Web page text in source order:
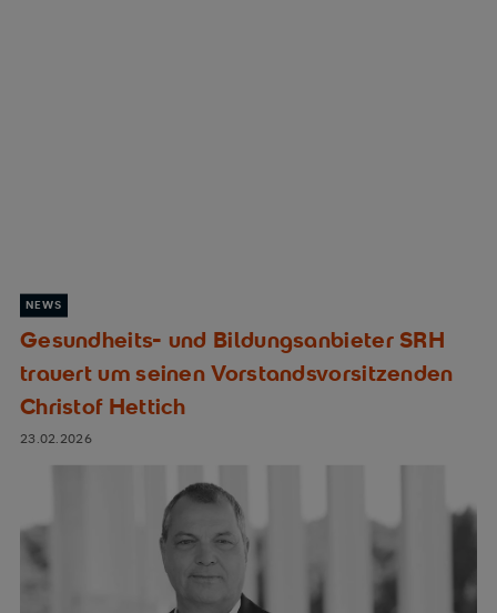
NEWS
Gesundheits- und Bildungsanbieter SRH
trauert um seinen Vorstandsvorsitzenden
Christof Hettich
23.02.2026